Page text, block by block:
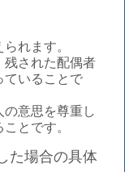
れます。
残された配偶者
ていることで
意思を尊重し
とです。
た場合の具体